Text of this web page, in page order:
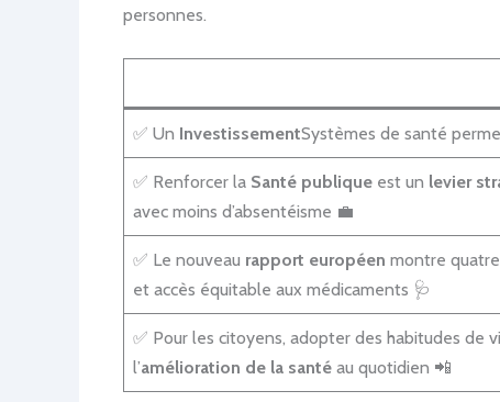
personnes.
✅ Un InvestissementSystèmes de santé
✅ Renforcer la Santé publique est un levier
avec moins d’absentéisme 💼
✅ Le nouveau rapport européen montre
et accès équitable aux médicaments 🩺
✅ Pour les citoyens, adopter des habitudes de
l’amélioration de la santé au quotidien 📲